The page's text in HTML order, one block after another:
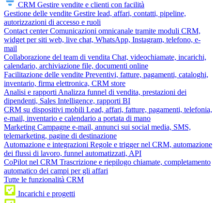
CRM Gestire vendite e clienti con facilità
Gestione delle vendite Gestire lead, affari, contatti, pipeline,
autorizzazioni di accesso e ruoli
Contact center Comunicazioni omnicanale tramite moduli CRM,
widget per siti web, live chat, WhatsApp, Instagram, telefono, e-
mail
Collaborazione del team di vendita Chat, videochiamate, incarichi,
calendario, archiviazione file, documenti online
Facilitazione delle vendite Preventivi, fatture, pagamenti, cataloghi,
inventario, firma elettronica, CRM store
Analisi e rapporti Analizza funnel di vendita, prestazioni dei
dipendenti, Sales Intelligence, rapporti BI
CRM su dispositivi mobili Lead, affari, fatture, pagamenti, telefonia,
e-mail, inventario e calendario a portata di mano
Marketing Campagne e-mail, annunci sui social media, SMS,
telemarketing, pagine di destinazione
Automazione e integrazioni Regole e trigger nel CRM, automazione
dei flussi di lavoro, funnel automatizzati, API
CoPilot nel CRM Trascrizione e riepilogo chiamate, completamento
automatico dei campi per gli affari
Tutte le funzionalità CRM
Incarichi e progetti